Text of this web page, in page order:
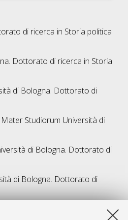
di ricerca in Storia politica
Dottorato di ricerca in Storia
di Bologna. Dottorato di
Studiorum Università di
di Bologna. Dottorato di
di Bologna. Dottorato di
Thu Aug 6 20:42:36 2026 CEST.